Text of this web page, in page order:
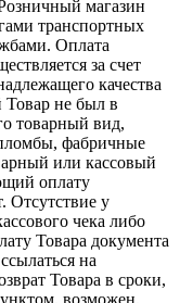
магазин
транспортных
Оплата
за счет
качества
Товар не был в
товарный вид,
фабричные
или кассовый
оплату
Отсутствие у
чека либо
Товара документа
на
Товара в сроки,
возможен,